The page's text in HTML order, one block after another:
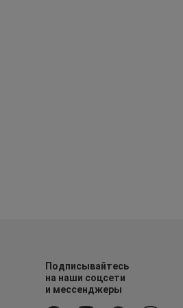
Подписывайтесь
на наши соцсети
и мессенджеры